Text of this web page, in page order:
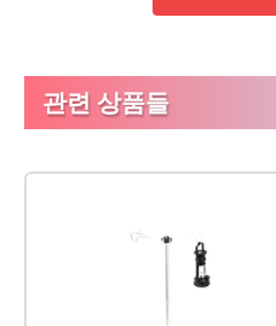
관련 상품들